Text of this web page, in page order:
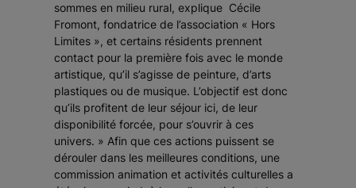
sommes en milieu rural, explique Cécile
Fromont, fondatrice de l’association « Hors
Limites », et certains résidents prennent
contact pour la première fois avec le monde
artistique, qu’il s’agisse de peinture, d’arts
plastiques ou de musique. L’objectif est donc
qu’ils profitent de leur séjour ici, de leur
disponibilité forcée, pour s’ouvrir à ces
univers. » Afin que ces actions puissent se
dérouler dans les meilleures conditions, une
commission animation et activités culturelles a